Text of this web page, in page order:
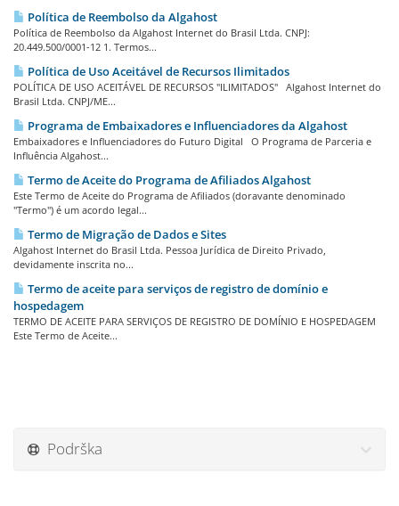
Política de Reembolso da Algahost
Política de Reembolso da Algahost Internet do Brasil Ltda. CNPJ:
20.449.500/0001-12 1. Termos...
Política de Uso Aceitável de Recursos Ilimitados
POLÍTICA DE USO ACEITÁVEL DE RECURSOS "ILIMITADOS" Algahost Internet do
Brasil Ltda. CNPJ/ME...
Programa de Embaixadores e Influenciadores da Algahost
Embaixadores e Influenciadores do Futuro Digital O Programa de Parceria e
Influência Algahost...
Termo de Aceite do Programa de Afiliados Algahost
Este Termo de Aceite do Programa de Afiliados (doravante denominado
"Termo") é um acordo legal...
Termo de Migração de Dados e Sites
Algahost Internet do Brasil Ltda. Pessoa Jurídica de Direito Privado,
devidamente inscrita no...
Termo de aceite para serviços de registro de domínio e
hospedagem
TERMO DE ACEITE PARA SERVIÇOS DE REGISTRO DE DOMÍNIO E HOSPEDAGEM
Este Termo de Aceite...
Podrška